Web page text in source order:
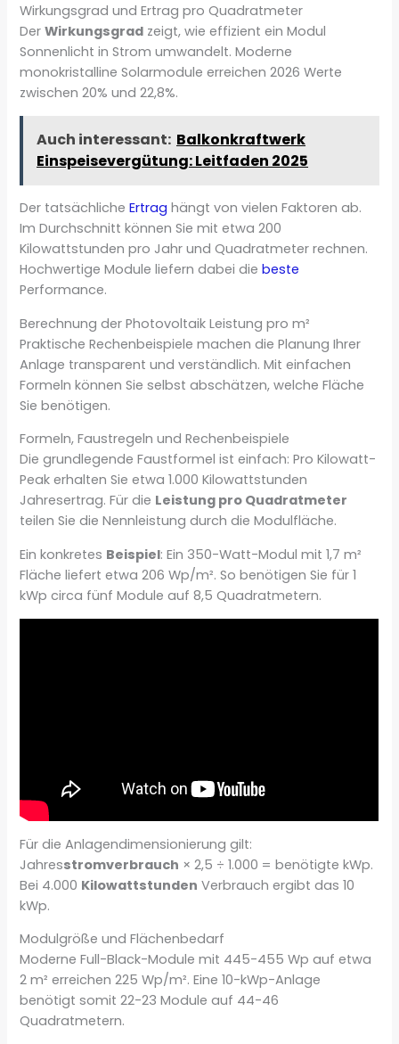
Wirkungsgrad und Ertrag pro Quadratmeter
DerWirkungsgrad zeigt, wie effizient ein Modul
Sonnenlicht in Strom umwandelt. Moderne
monokristalline Solarmodule erreichen 2026 Werte
zwischen 20% und 22,8%.
Auch interessant: Balkonkraftwerk
Einspeisevergütung: Leitfaden 2025
Der tatsächlicheErtrag hängt von vielen Faktoren ab.
Im Durchschnitt können Sie mit etwa 200
Kilowattstunden pro Jahr und Quadratmeter rechnen.
Hochwertige Module liefern dabei diebeste
Performance.
Berechnung der Photovoltaik Leistung pro m²
Praktische Rechenbeispiele machen die Planung Ihrer
Anlage transparent und verständlich. Mit einfachen
Formeln können Sie selbst abschätzen, welche Fläche
Sie benötigen.
Formeln, Faustregeln und Rechenbeispiele
Die grundlegende Faustformel ist einfach: Pro Kilowatt-
Peak erhalten Sie etwa 1.000 Kilowattstunden
Jahresertrag. Für die Leistung pro Quadratmeter
teilen Sie die Nennleistung durch die Modulfläche.
Ein konkretes Beispiel: Ein 350-Watt-Modul mit 1,7 m²
Fläche liefert etwa 206 Wp/m². So benötigen Sie für 1
kWp circa fünf Module auf 8,5 Quadratmetern.
Für die Anlagendimensionierung gilt:
Jahresstromverbrauch × 2,5 ÷ 1.000 = benötigte kWp.
Bei 4.000 Kilowattstunden Verbrauch ergibt das 10
kWp.
Modulgröße und Flächenbedarf
Moderne Full-Black-Module mit 445-455 Wp auf etwa
2 m² erreichen 225 Wp/m². Eine 10-kWp-Anlage
benötigt somit 22-23 Module auf 44-46
Quadratmetern.